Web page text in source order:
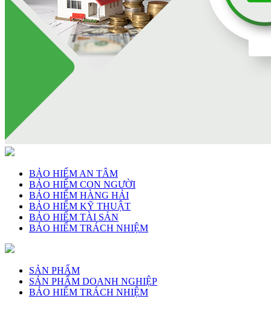
BẢO HIỂM AN TÂM
BẢO HIỂM CON NGƯỜI
BẢO HIỂM HÀNG HẢI
BẢO HIỂM KỸ THUẬT
BẢO HIỂM TÀI SẢN
BẢO HIỂM TRÁCH NHIỆM
SẢN PHẨM
SẢN PHẨM DOANH NGHIỆP
BẢO HIỂM TRÁCH NHIỆM